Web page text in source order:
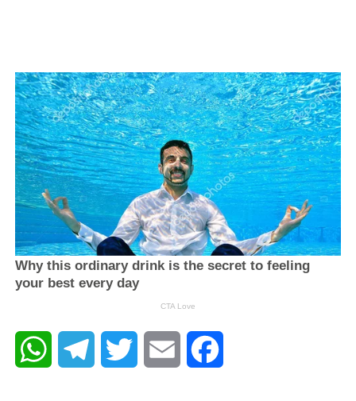
WhatsAppTelegram Twitter Email